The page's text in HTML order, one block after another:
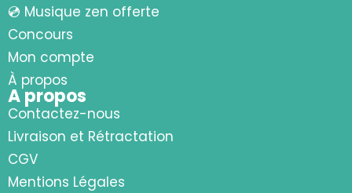
💿 Musique zen offerte
Concours
Mon compte
À propos
A propos
Contactez-nous
Livraison et Rétractation
CGV
Mentions Légales